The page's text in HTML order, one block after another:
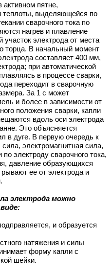
активном пятне,
теплоты, выделяющейся по
сварочного тока по
нагрев и плавление
электрода от места
торца. В начальный момент
составляет 400 мм,
при автоматической
в процессе сварки,
переходит в сварочную
За 1 с может
и более в зависимости от
положения сварки, капли
вдоль оси электрода
Это объясняется
в дуге. В первую очередь к
электромагнитная сила,
электроду сварочного тока,
давление образующихся
ее от электрода и
электрода можно
и образуется
натяжения и силы
форму капли с
шейки.